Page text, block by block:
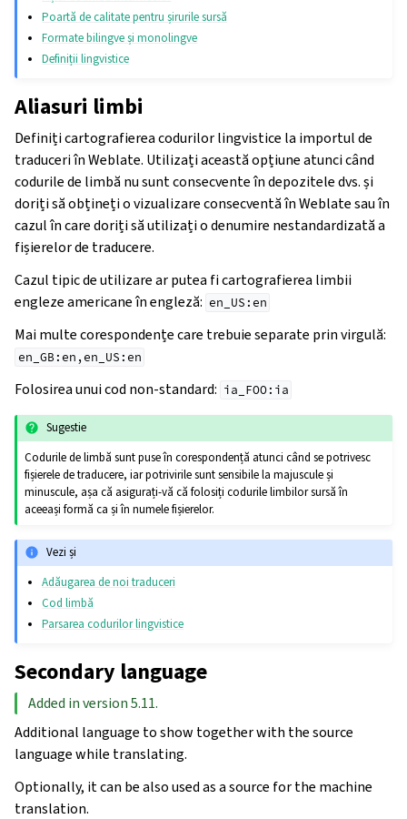
Poartă de calitate pentru șirurile sursă
Formate bilingve și monolingve
Definiții lingvistice
Aliasuri limbi
Definiți cartografierea codurilor lingvistice la importul de
traduceri în Weblate. Utilizați această opțiune atunci când
codurile de limbă nu sunt consecvente în depozitele dvs. și
doriți să obțineți o vizualizare consecventă în Weblate sau în
cazul în care doriți să utilizați o denumire nestandardizată a
fișierelor de traducere.
Cazul tipic de utilizare ar putea fi cartografierea limbii
engleze americane în engleză: en_US:en
Mai multe corespondențe care trebuie separate prin virgulă:
en_GB:en,en_US:en
Folosirea unui cod non-standard: ia_FOO:ia
Sugestie
Codurile de limbă sunt puse în corespondență atunci când se potrivesc
fișierele de traducere, iar potrivirile sunt sensibile la majuscule și
minuscule, așa că asigurați-vă că folosiți codurile limbilor sursă în
aceeași formă ca și în numele fișierelor.
Vezi și
Adăugarea de noi traduceri
Cod limbă
Parsarea codurilor lingvistice
Secondary language
Added in version 5.11.
Additional language to show together with the source
language while translating.
Optionally, it can be also used as a source for the machine
translation.